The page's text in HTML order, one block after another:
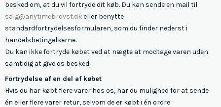
besked om, at du vil fortryde dit køb. Du kan sende en mail til
salg@anytimebrovst.dkeller benytte
standardfortrydelsesformularen, som du finder nederst i
handelsbetingelserne.
Du kan ikke fortryde købet ved at nægte at modtage varen uden
samtidig at give os besked.
Fortrydelse af en del af købet
Hvis du har købt flere varer hos os, har du mulighed for at sende
én eller flere varer retur, selvom de er købt i én ordre.